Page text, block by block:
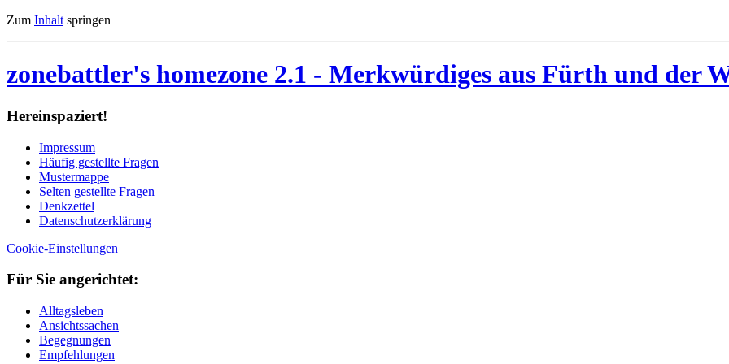
Zum Inhalt springen
zonebattler's homezone 2.1 - Merkwürdiges aus Fürth und der
Her­ein­spa­ziert!
Im­pres­sum
Häu­fig ge­stell­te Fra­gen
Mu­ster­map­pe
Sel­ten ge­stell­te Fra­gen
Denk­zet­tel
Da­ten­schutz­er­klä­rung
Cookie-Einstellungen
Für Sie an­ge­rich­tet:
Alltagsleben
Ansichtssachen
Begegnungen
Empfehlungen